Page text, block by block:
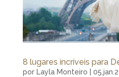
8 lugares incríveis para
por Layla Monteiro